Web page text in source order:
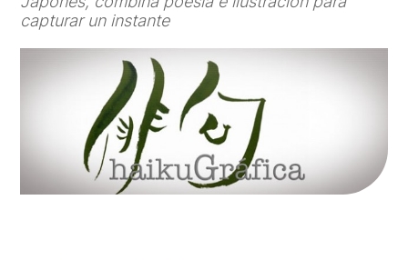
Aviso legal
de privacidad
capturar un instante